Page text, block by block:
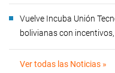
Vuelve Incuba Unión
bolivianas con
Ver todas las Noticias »